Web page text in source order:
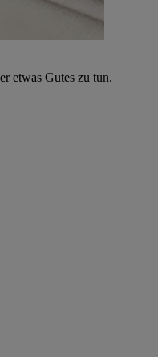
etwas Gutes zu tun.